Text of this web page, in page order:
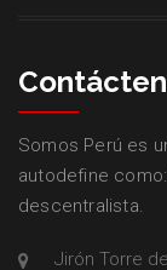
Somos Perú es
autodefine
descentralista.
Jirón Torre